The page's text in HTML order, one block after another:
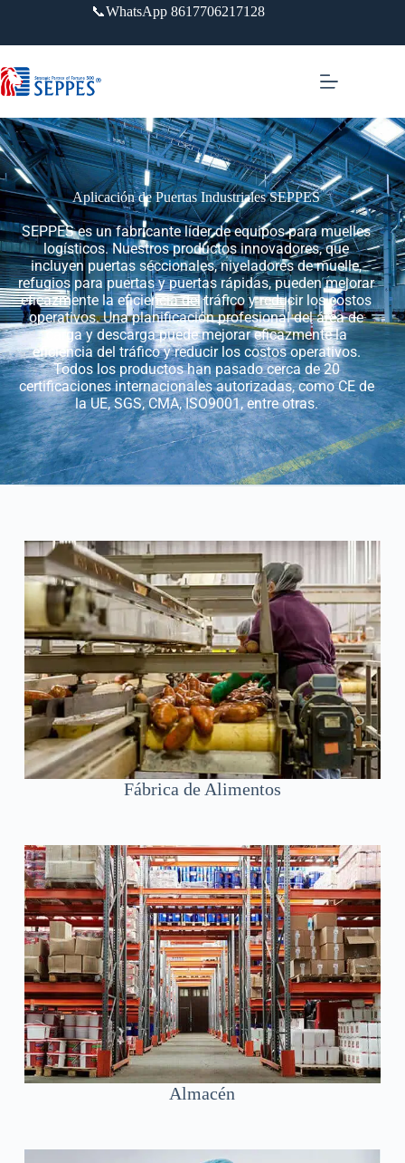
📞WhatsApp 8617706217128
Aplicación de Puertas Industriales SEPPES
SEPPES es un fabricante líder de equipos para muelles
logísticos. Nuestros productos innovadores, que
incluyen puertas seccionales, niveladores de muelle,
refugios para puertas y puertas rápidas, pueden mejorar
eficazmente la eficiencia del tráfico y reducir los costos
operativos. Una planificación profesional del área de
carga y descarga puede mejorar eficazmente la
eficiencia del tráfico y reducir los costos operativos.
Todos los productos han pasado cerca de 20
certificaciones internacionales autorizadas, como CE de
la UE, SGS, CMA, ISO9001, entre otras.
Fábrica de Alimentos
Almacén